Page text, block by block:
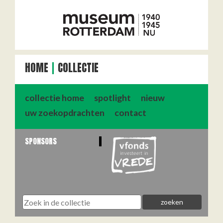
HOME COLLECTIE
collectie home spotlight
nieuw
uw zoekopdrachten
contact
SPONSORS